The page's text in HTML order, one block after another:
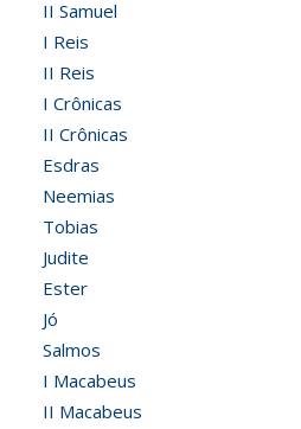
II Samuel
I Reis
II Reis
I Crônicas
II Crônicas
Esdras
Neemias
Tobias
Judite
Ester
Jó
Salmos
I Macabeus
II Macabeus